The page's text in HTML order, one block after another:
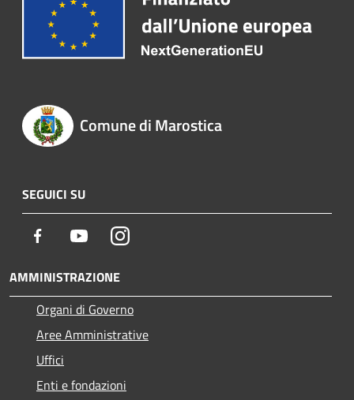
Comune di Marostica
SEGUICI SU
Facebook YoutubeInstagram
AMMINISTRAZIONE
Organi di Governo
Aree Amministrative
Uffici
Enti e fondazioni